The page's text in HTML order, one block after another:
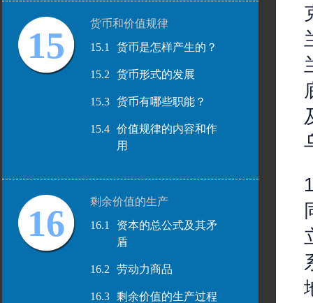
15
货币和价值规律
15.1
货币是怎样产生的？
15.2 货币形式的发展
15.3 货币有哪些职能？
15.4
价值规律的内容和作
用
16
剩余价值的生产
16.1
资本的总公式及其矛
盾
16.2 劳动力商品
16.3 剩余价值的生产过程